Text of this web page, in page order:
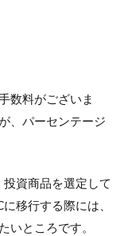
数料がございま
、パーセンテージ
資商品を選定して
移行する際には、
いところです。